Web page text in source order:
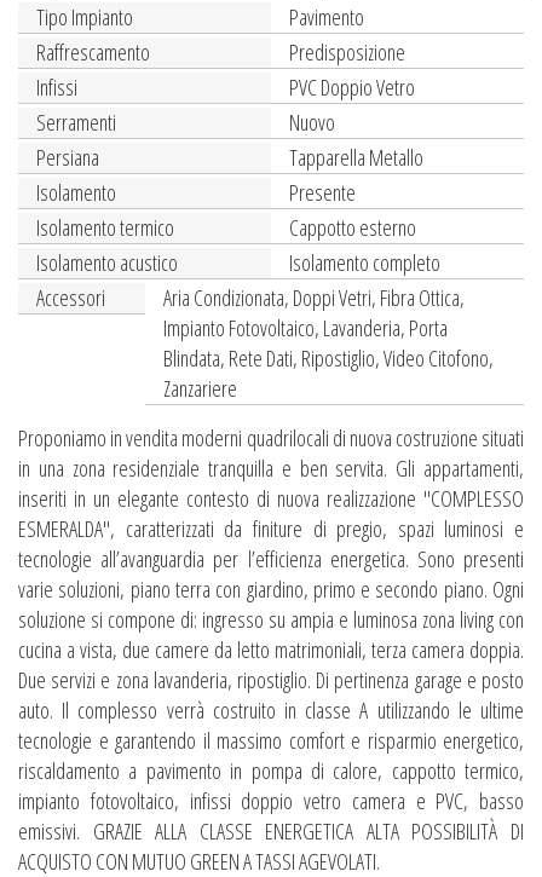
Tipo Impianto
Pavimento
Raffrescamento
Predisposizione
Infissi
PVC Doppio Vetro
Serramenti
Nuovo
Persiana
Tapparella Metallo
Isolamento
Presente
Isolamento termico
Cappotto esterno
Isolamento acustico
Isolamento completo
Accessori
Aria Condizionata, Doppi Vetri, Fibra Ottica,
Impianto Fotovoltaico, Lavanderia, Porta
Blindata, Rete Dati, Ripostiglio, Video Citofono,
Zanzariere
Proponiamo in vendita moderni quadrilocali di nuova costruzione situati
in una zona residenziale tranquilla e ben servita. Gli appartamenti,
inseriti in un elegante contesto di nuova realizzazione "COMPLESSO
ESMERALDA", caratterizzati da finiture di pregio, spazi luminosi e
tecnologie all’avanguardia per l’efficienza energetica. Sono presenti
varie soluzioni, piano terra con giardino, primo e secondo piano. Ogni
soluzione si compone di: ingresso su ampia e luminosa zona living con
cucina a vista, due camere da letto matrimoniali, terza camera doppia.
Due servizi e zona lavanderia, ripostiglio. Di pertinenza garage e posto
auto. Il complesso verrà costruito in classe A utilizzando le ultime
tecnologie e garantendo il massimo comfort e risparmio energetico,
riscaldamento a pavimento in pompa di calore, cappotto termico,
impianto fotovoltaico, infissi doppio vetro camera e PVC, basso
emissivi. GRAZIE ALLA CLASSE ENERGETICA ALTA POSSIBILITÀ DI
ACQUISTO CON MUTUO GREEN A TASSI AGEVOLATI.